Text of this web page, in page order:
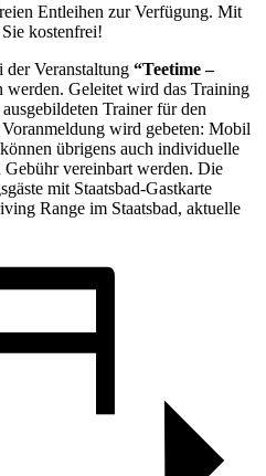
Entleihen zur Verfügung. Mit
kostenfrei!
Veranstaltung “Teetime –
werden. Geleitet wird das Training
Trainer für den
wird gebeten: Mobil
übrigens auch individuelle
vereinbart werden. Die
mit Staatsbad-Gastkarte
Range im Staatsbad, aktuelle